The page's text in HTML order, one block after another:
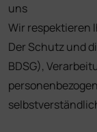
uns
Wir respektieren
Der Schutz und
BDSG),